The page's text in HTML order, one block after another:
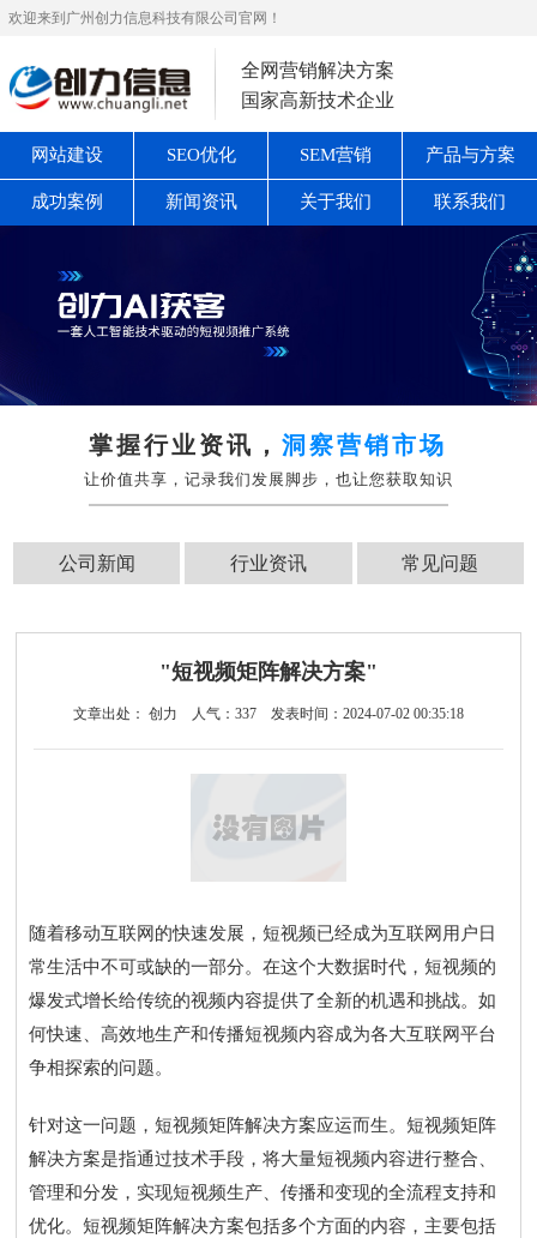
欢迎来到广州创力信息科技有限公司官网！
全网营销解决方案
国家高新技术企业
网站建设 SEO优化 SEM营销 产品与方案
成功案例 新闻资讯 关于我们 联系我们
掌握行业资讯，洞察营销市场
让价值共享，记录我们发展脚步，也让您获取知识
公司新闻 行业资讯 常见问题
"短视频矩阵解决方案"
文章出处： 创力 人气： 337 发表时间：2024-07-02 00:35:18
随着移动互联网的快速发展，短视频已经成为互联网用户日
常生活中不可或缺的一部分。在这个大数据时代，短视频的
爆发式增长给传统的视频内容提供了全新的机遇和挑战。如
何快速、高效地生产和传播短视频内容成为各大互联网平台
争相探索的问题。
针对这一问题，短视频矩阵解决方案应运而生。短视频矩阵
解决方案是指通过技术手段，将大量短视频内容进行整合、
管理和分发，实现短视频生产、传播和变现的全流程支持和
优化。短视频矩阵解决方案包括多个方面的内容，主要包括